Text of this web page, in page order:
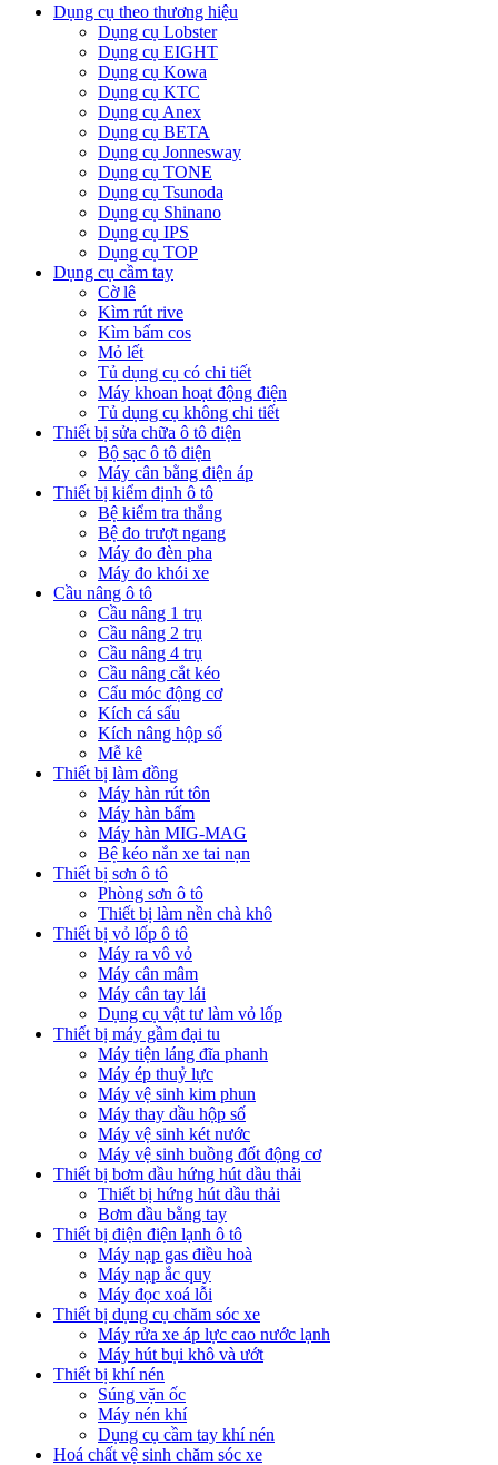
Dụng cụ theo thương hiệu
Dụng cụ Lobster
Dụng cụ EIGHT
Dụng cụ Kowa
Dụng cụ KTC
Dụng cụ Anex
Dụng cụ BETA
Dụng cụ Jonnesway
Dụng cụ TONE
Dụng cụ Tsunoda
Dụng cụ Shinano
Dụng cụ IPS
Dụng cụ TOP
Dụng cụ cầm tay
Cờ lê
Kìm rút rive
Kìm bấm cos
Mỏ lết
Tủ dụng cụ có chi tiết
Máy khoan hoạt động điện
Tủ dụng cụ không chi tiết
Thiết bị sửa chữa ô tô điện
Bộ sạc ô tô điện
Máy cân bằng điện áp
Thiết bị kiểm định ô tô
Bệ kiểm tra thắng
Bệ đo trượt ngang
Máy đo đèn pha
Máy đo khói xe
Cầu nâng ô tô
Cầu nâng 1 trụ
Cầu nâng 2 trụ
Cầu nâng 4 trụ
Cầu nâng cắt kéo
Cẩu móc động cơ
Kích cá sấu
Kích nâng hộp số
Mễ kê
Thiết bị làm đồng
Máy hàn rút tôn
Máy hàn bấm
Máy hàn MIG-MAG
Bệ kéo nắn xe tai nạn
Thiết bị sơn ô tô
Phòng sơn ô tô
Thiết bị làm nền chà khô
Thiết bị vỏ lốp ô tô
Máy ra vô vỏ
Máy cân mâm
Máy cân tay lái
Dụng cụ vật tư làm vỏ lốp
Thiết bị máy gầm đại tu
Máy tiện láng đĩa phanh
Máy ép thuỷ lực
Máy vệ sinh kim phun
Máy thay dầu hộp số
Máy vệ sinh két nước
Máy vệ sinh buồng đốt động cơ
Thiết bị bơm dầu hứng hút dầu thải
Thiết bị hứng hút dầu thải
Bơm dầu bằng tay
Thiết bị điện điện lạnh ô tô
Máy nạp gas điều hoà
Máy nạp ắc quy
Máy đọc xoá lỗi
Thiết bị dụng cụ chăm sóc xe
Máy rửa xe áp lực cao nước lạnh
Máy hút bụi khô và ướt
Thiết bị khí nén
Súng vặn ốc
Máy nén khí
Dụng cụ cầm tay khí nén
Hoá chất vệ sinh chăm sóc xe